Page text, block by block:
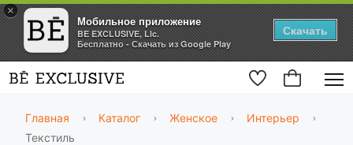
×
Мобильное приложение
BE EXCLUSIVE, Llc.
Бесплатно - Скачать из Google Play
Скачать
Главная Каталог Женское
Интерьер
Текстиль